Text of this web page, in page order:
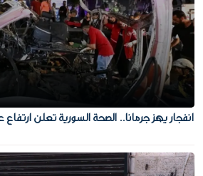
انفجار يهز جرمانا.. الصحة السورية تعلن